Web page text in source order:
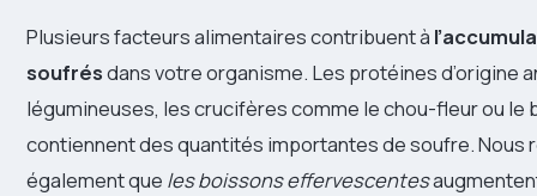
Plusieurs facteurs alimentaires contribuent à
soufrésdans votre organisme. Les protéines d’origine
légumineuses, les crucifères comme le chou-fleur ou le
contiennent des quantités importantes de soufre. Nous
également que les boissons effervescentes